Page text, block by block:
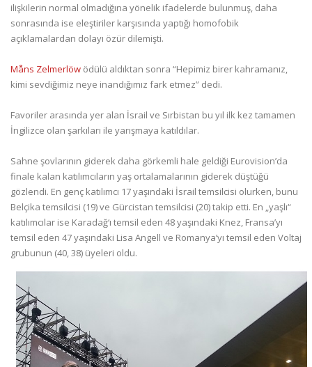
ilişkilerin normal olmadığına yönelik ifadelerde bulunmuş, daha
sonrasında ise eleştiriler karşısında yaptığı homofobik
açıklamalardan dolayı özür dilemişti.
Måns Zelmerlöw ödülü aldıktan sonra “Hepimiz birer kahramanız,
kimi sevdiğimiz neye inandığımız fark etmez” dedi.
Favoriler arasında yer alan İsrail ve Sırbistan bu yıl ilk kez tamamen
İngilizce olan şarkıları ile yarışmaya katıldılar.
Sahne şovlarının giderek daha görkemli hale geldiği Eurovision’da
finale kalan katılımcıların yaş ortalamalarının giderek düştüğü
gözlendi. En genç katılımcı 17 yaşındaki İsrail temsilcisi olurken, bunu
Belçika temsilcisi (19) ve Gürcistan temsilcisi (20) takip etti. En „yaşlı“
katılımcılar ise Karadağ‘ı temsil eden 48 yaşındaki Knez, Fransa’yı
temsil eden 47 yaşındaki Lisa Angell ve Romanya’yı temsil eden Voltaj
grubunun (40, 38) üyeleri oldu.